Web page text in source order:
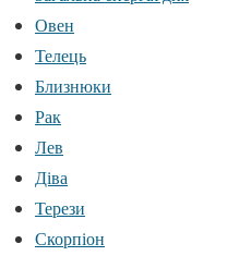
Овен
Телець
Близнюки
Рак
Лев
Діва
Терези
Скорпіон